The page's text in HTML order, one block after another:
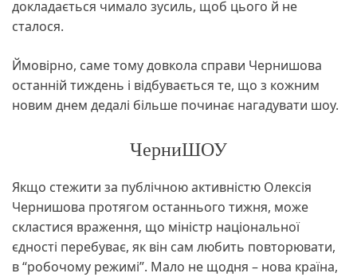
докладається чимало зусиль, щоб цього й не
сталося.
Ймовірно, саме тому довкола справи Чернишова
останній тиждень і відбувається те, що з кожним
новим днем дедалі більше починає нагадувати шоу.
ЧерниШОУ
Якщо стежити за публічною активністю Олексія
Чернишова протягом останнього тижня, може
скластися враження, що міністр національної
єдності перебуває, як він сам любить повторювати,
в “робочому режимі”. Мало не щодня – нова країна,